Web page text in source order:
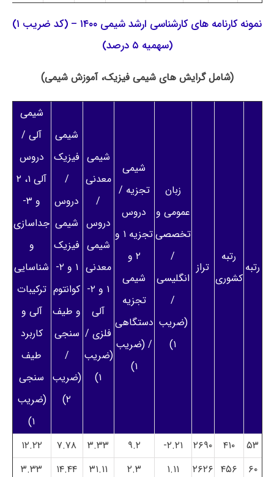
نمونه کارنامه های کارشناسی ارشد شیمی ۱۴۰۰ – (کد ضریب ۱)
(سهمیه ۵ درصد)
(شامل گرایش های شیمی فیزیک، آموزش شیمی)
رتبه
رتبه
کشوری
تراز
زبان
عمومی و
تخصصی
/
انگلیسی
/
(ضریب
۱)
شیمی
تجزیه /
دروس
تجزیه ۱ و
۲ و
شیمی
تجزیه
دستگاهی
/ (ضریب
۱)
شیمی
معدنی
/
دروس
شیمی
معدنی
۱ و ۲-
آلی
فلزی /
(ضریب
۱)
شیمی
فیزیک
/
دروس
شیمی
فیزیک
۱ و ۲-
کوانتوم
و طیف
سنجی
/
(ضریب
۲)
شیمی
آلی /
دروس
آلی ۱، ۲
و ۳-
جداسازی
و
شناسایی
ترکیبات
آلی و
کاربرد
طیف
سنجی
(ضریب
۱)
۵۳
۴۱۰ ۲۶۹۰ ۲.۲۱- ۹.۲ ۳.۳۳ ۷.۷۸
۱۲.۲۲
۶۰
۴۵۶ ۲۶۲۶ ۱.۱۱ ۲.۳ ۳۱.۱۱ ۱۴.۴۴ ۳.۳۳